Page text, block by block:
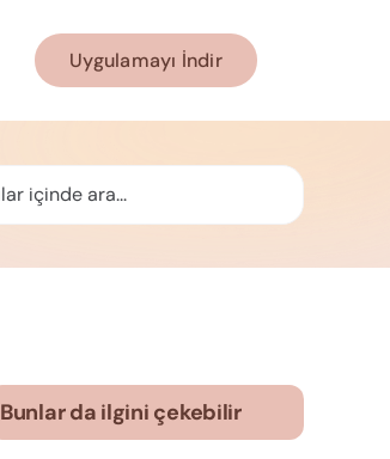
Uygulamayı İndir
Bunlar da ilgini çekebilir